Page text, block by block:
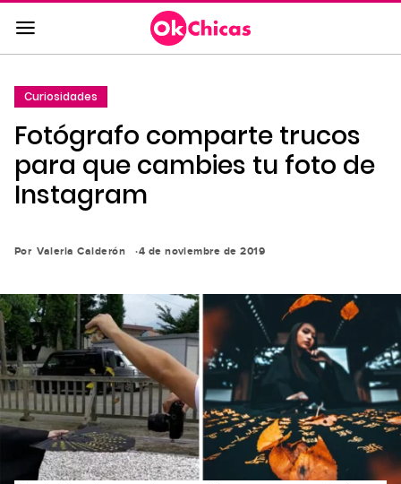
Saltar
al
contenido
a
la
navegación
principal
Curiosidades
Fotógrafo comparte trucos
para que cambies tu foto de
Instagram
Por Valeria Calderón 4 de noviembre de 2019